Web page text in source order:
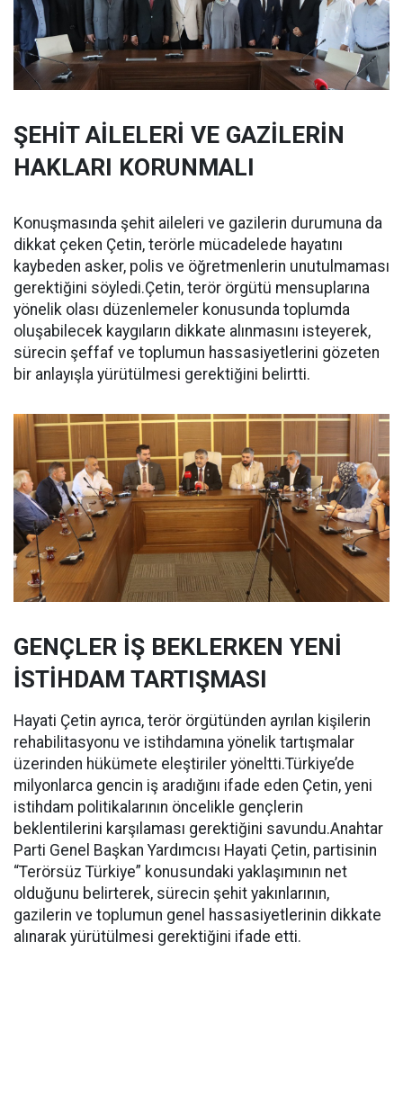
ŞEHİT AİLELERİ VE GAZİLERİN
HAKLARI KORUNMALI
Konuşmasında şehit aileleri ve gazilerin durumuna da
dikkat çeken Çetin, terörle mücadelede hayatını
kaybeden asker, polis ve öğretmenlerin unutulmaması
gerektiğini söyledi.Çetin, terör örgütü mensuplarına
yönelik olası düzenlemeler konusunda toplumda
oluşabilecek kaygıların dikkate alınmasını isteyerek,
sürecin şeffaf ve toplumun hassasiyetlerini gözeten
bir anlayışla yürütülmesi gerektiğini belirtti.
GENÇLER İŞ BEKLERKEN YENİ
İSTİHDAM TARTIŞMASI
Hayati Çetin ayrıca, terör örgütünden ayrılan kişilerin
rehabilitasyonu ve istihdamına yönelik tartışmalar
üzerinden hükümete eleştiriler yöneltti.Türkiye’de
milyonlarca gencin iş aradığını ifade eden Çetin, yeni
istihdam politikalarının öncelikle gençlerin
beklentilerini karşılaması gerektiğini savundu.Anahtar
Parti Genel Başkan Yardımcısı Hayati Çetin, partisinin
“Terörsüz Türkiye” konusundaki yaklaşımının net
olduğunu belirterek, sürecin şehit yakınlarının,
gazilerin ve toplumun genel hassasiyetlerinin dikkate
alınarak yürütülmesi gerektiğini ifade etti.